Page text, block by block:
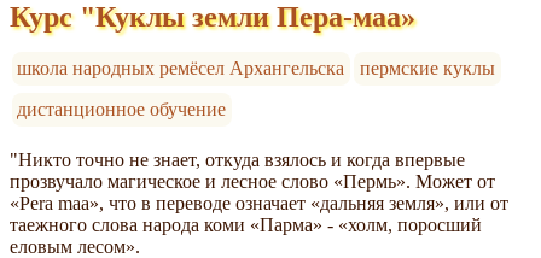
Курс "Куклы земли Пера-маа»
школа народных ремёсел Архангельска
пермские куклы
дистанционное обучение
"Никто точно не знает, откуда взялось и когда впервые
прозвучало магическое и лесное слово «Пермь». Может от
«Pera maa», что в переводе означает «дальняя земля», или от
таежного слова народа коми «Парма» - «холм, поросший
еловым лесом».